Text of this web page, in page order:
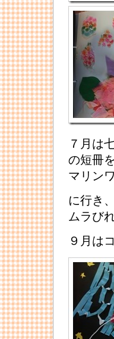
７月は
の短冊
マリン
に行き
ムラび
９月は